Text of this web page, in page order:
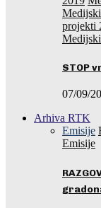
projekti
STOP
07/09/
Arhiva RTK
Emisije
Emisije